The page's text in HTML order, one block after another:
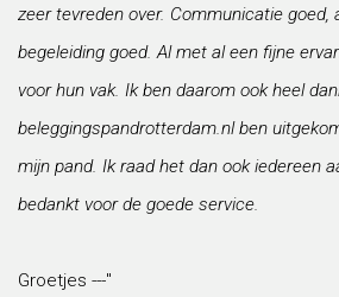
zeer tevreden over. Communicatie goed,
begeleiding goed. Al met al een fijne
voor hun vak. Ik ben daarom ook heel
beleggingspandrotterdam.nl ben
mijn pand. Ik raad het dan ook iedereen
bedankt voor de goede service.
Groetjes ---"